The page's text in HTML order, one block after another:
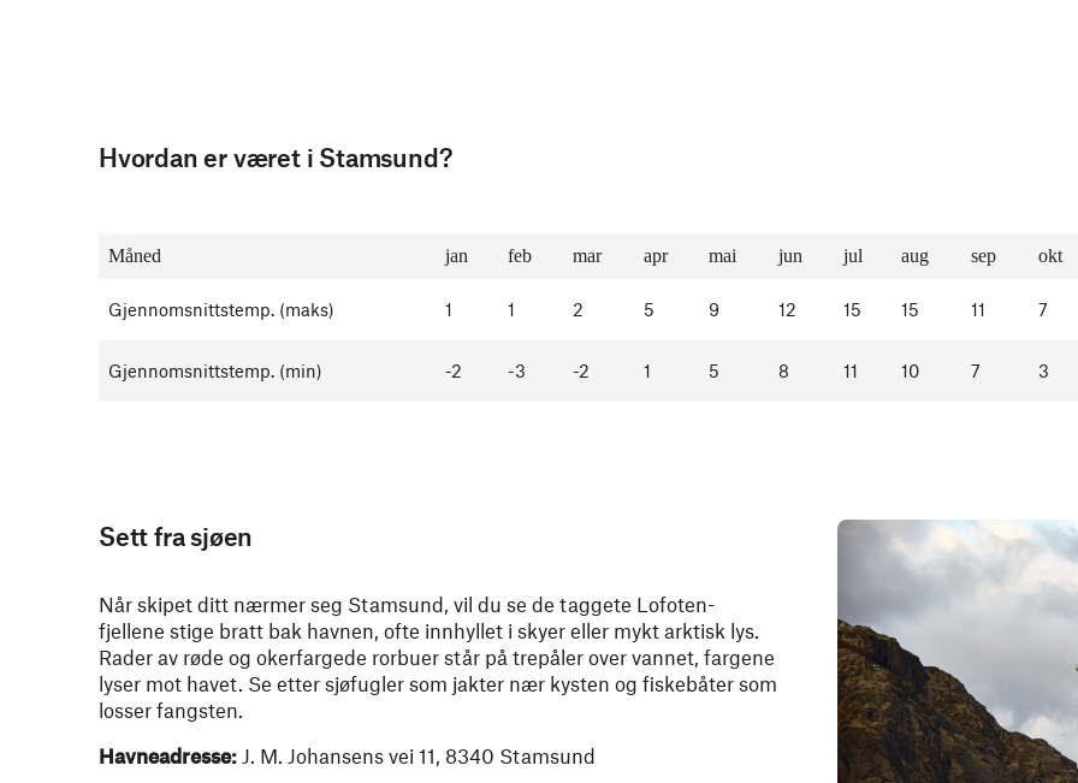
Hvordan er været i Stamsund?
Måned jan feb mar apr mai jun jul aug sep okt
Gjennomsnittstemp. (maks) 1 1 2 5 9 12 15 15 11 7
Gjennomsnittstemp. (min) -2 -3 -2 1 5 8 11 10 7 3
Sett fra sjøen
Når skipet ditt nærmer seg Stamsund, vil du se de taggete Lofoten-
fjellene stige bratt bak havnen, ofte innhyllet i skyer eller mykt arktisk lys.
Rader av røde og okerfargede rorbuer står på trepåler over vannet, fargene
lyser mot havet. Se etter sjøfugler som jakter nær kysten og fiskebåter som
losser fangsten.
Havneadresse: J. M. Johansens vei 11, 8340 Stamsund